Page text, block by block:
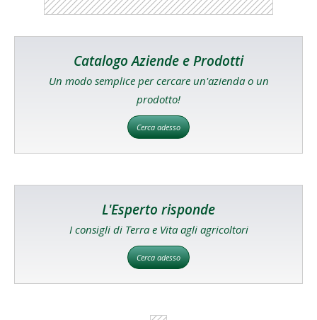
Catalogo Aziende e Prodotti
Un modo semplice per cercare un'azienda o un
prodotto!
Cerca adesso
L'Esperto risponde
I consigli di Terra e Vita agli agricoltori
Cerca adesso